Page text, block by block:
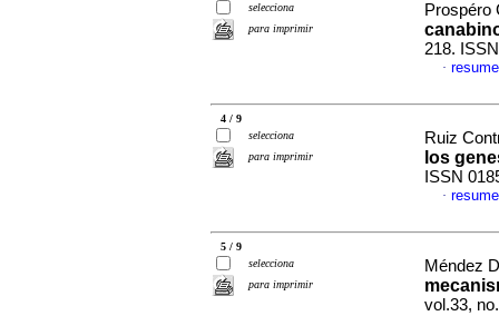
selecciona
para imprimir
Prospéro
218.
·
4 / 9
selecciona
para imprimir
Ruiz
los
ISSN
·
5 / 9
selecciona
para imprimir
Méndez
vol.33,